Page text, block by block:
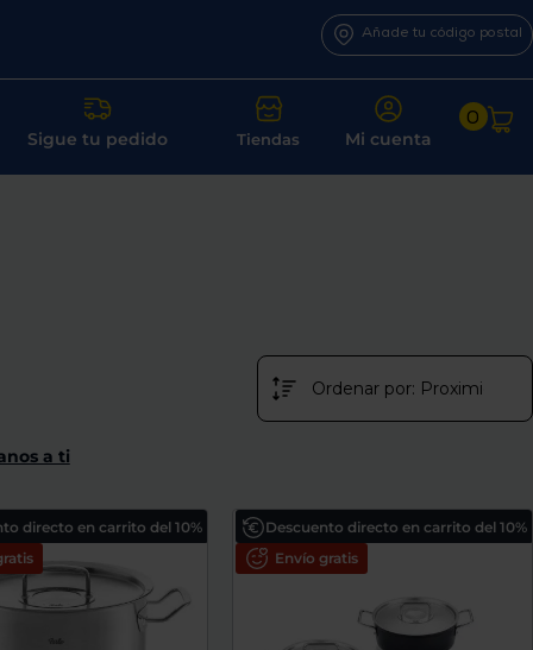
Añade tu código postal
Sigue tu pedido Tiendas Mi cuenta
0
a ti
directo en carrito del 10%
Descuento directo en carrito del 10%
Envío gratis